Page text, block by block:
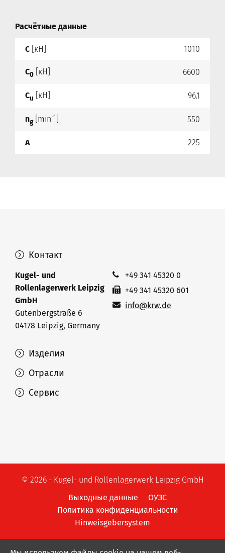
Расчётные данные
C [кН] 1010
C0 [кН] 6600
Cu [кН] 96.1
ng[min-1 550
A 225
Изделия
Отрасли
Сервис
Контакт
Kugel- und
Rollenlagerwerk Leipzig
GmbH
Gutenbergstraße 6
04178 Leipzig, Germany
+49 341 45320 0
+49 341 45320 601
info@krw.de
© 2026 - Kugel- und Rollenlagerwerk Leipzig GmbH
Выходные данные
ОУЗС
Политика конфиденциальности
Hinweisgebersystem